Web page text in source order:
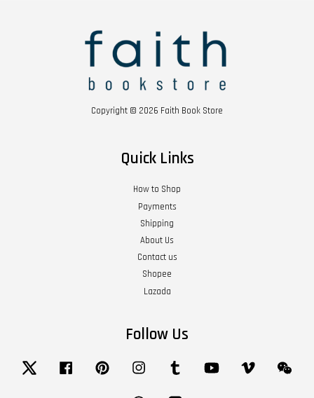
Copyright © 2026 Faith Book Store
Quick Links
How to Shop
Payments
Shipping
About Us
Contact us
Shopee
Lazada
Follow Us
Twitter Facebook Pinterest Instagram Tumblr YouTube Vimeo